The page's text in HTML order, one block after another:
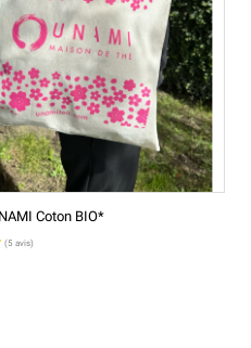
Coton BIO*